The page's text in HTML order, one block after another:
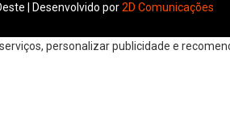
| Desenvolvido por2D Comunicações
personalizar publicidade e